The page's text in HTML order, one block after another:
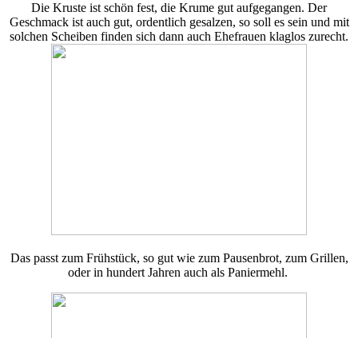
Die Kruste ist schön fest, die Krume gut aufgegangen. Der
Geschmack ist auch gut, ordentlich gesalzen, so soll es sein und mit
solchen Scheiben finden sich dann auch Ehefrauen klaglos zurecht.
Das passt zum Frühstück, so gut wie zum Pausenbrot, zum Grillen,
oder in hundert Jahren auch als Paniermehl.